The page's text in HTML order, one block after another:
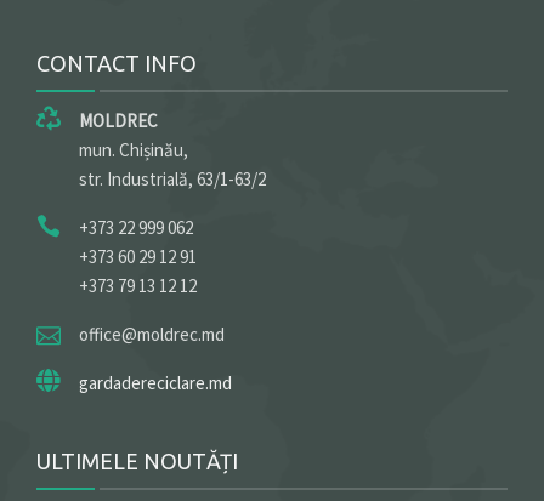
CONTACT INFO
MOLDREC
mun. Chișinău,
str. Industrială, 63/1-63/2
+373 22 999 062
+373 60 29 12 91
+373 79 13 12 12
office@moldrec.md
gardadereciclare.md
ULTIMELE NOUTĂȚI